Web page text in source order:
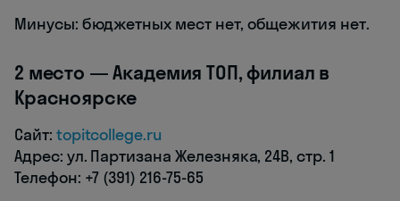
Минусы: бюджетных мест нет, общежития нет.
2 место — Академия ТОП, филиал в
Красноярске
Сайт: topitcollege.ru
Адрес: ул. Партизана Железняка, 24В, стр. 1
Телефон: +7 (391) 216-75-65